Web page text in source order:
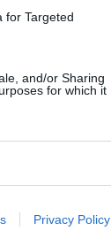
for Targeted
and/or Sharing
for which it
Privacy Policy
bonus